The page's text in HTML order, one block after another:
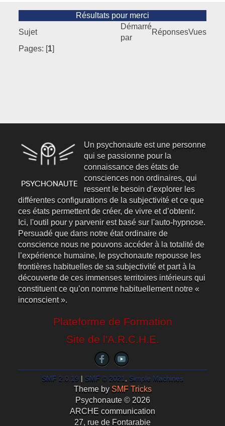
Résultats pour merci
Sujet
Démarré
par
RéponsesVues
Pages: [1]
Un psychonaute est une personne
qui se passionne pour la
connaissance des états de
consciences non ordinaires, qui
ressent le besoin d’explorer les
différentes configurations de la subjectivité et ce que
ces états permettent de créer, de vivre et d’obtenir.
Ici, l'outil pour y parvenir est basé sur l'auto-hypnose.
Persuadé que dans notre état ordinaire de
conscience nous ne pouvons accéder à la totalité de
l’expérience humaine, le psychonaute repousse les
frontières habituelles de sa subjectivité et part à la
découverte de ces immenses territoires intérieurs qui
constituent ce qu’on nomme habituellement notre «
inconscient ».
Plateforme de Formation
Site de l'A.R.C.H.E.
SMF 2.0.19 SMF © 2021, Simple Machines
Theme by SMF Tricks
Psychonaute © 2026
ARCHE communication
27, rue de Fontarabie